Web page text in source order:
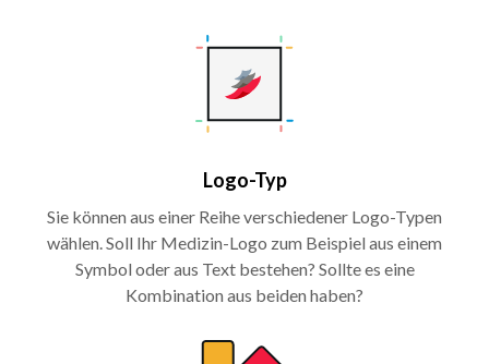
Logo-Typ
Sie können aus einer Reihe verschiedener Logo-Typen
wählen. Soll Ihr Medizin-Logo zum Beispiel aus einem
Symbol oder aus Text bestehen? Sollte es eine
Kombination aus beiden haben?